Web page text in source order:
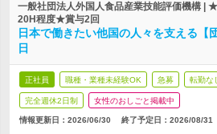
一般社団法人外国人食品産業技能評価機構 |
20H程度★賞与2回
日本で働きたい他国の人々を支える
日
正社員 職種・業種未経験OK 急募 転勤な
完全週休2日制 女性のおしごと掲載中
情報更新日：2026/06/30 終了予定日： 2026/08/31